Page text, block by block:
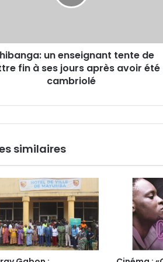
un enseignant tente de
fin à ses jours après avoir été
cambriolé
similaires